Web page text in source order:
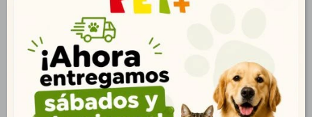
Fresh Meat Gato Castrado
Biofresh Gato Cachorro